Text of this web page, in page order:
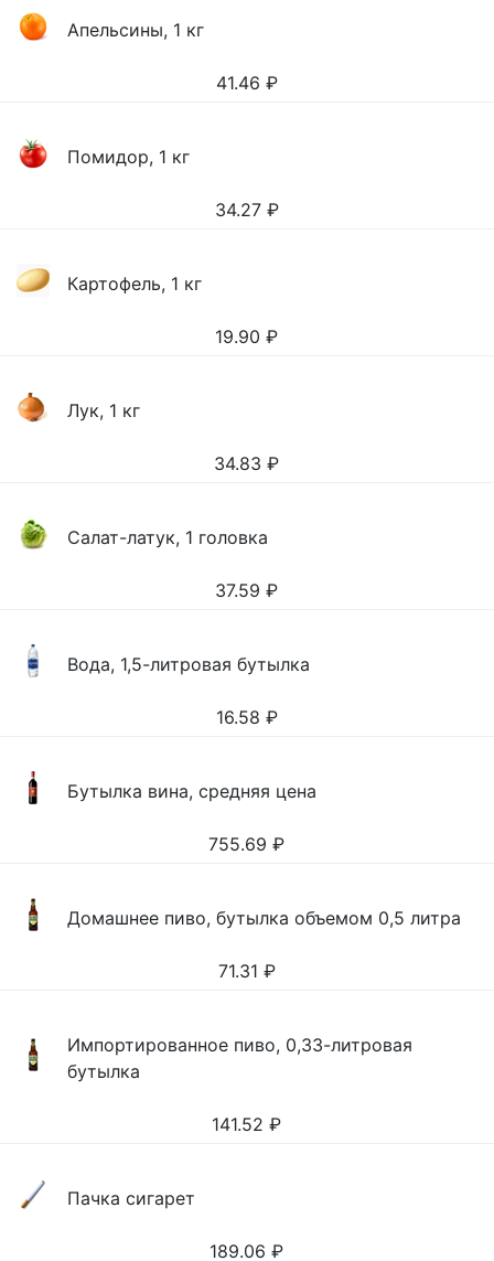
Апельсины, 1 кг
41.46 ₽
Помидор, 1 кг
34.27 ₽
Картофель, 1 кг
19.90 ₽
Лук, 1 кг
34.83 ₽
Салат-латук, 1 головка
37.59 ₽
Вода, 1,5-литровая бутылка
16.58 ₽
Бутылка вина, средняя цена
755.69 ₽
Домашнее пиво, бутылка объемом 0,5 литра
71.31 ₽
Импортированное пиво, 0,33-литровая
бутылка
141.52 ₽
Пачка сигарет
189.06 ₽